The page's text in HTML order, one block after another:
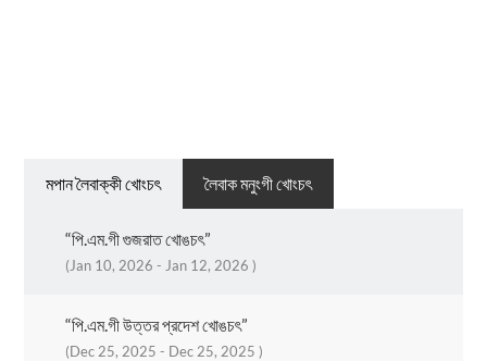
মপান লৈবাক্কী খোংচৎ লৈবাক মনুংগী খোংচৎ
“পি.এম.গী গুজরাত খোঙচৎ”
(Jan 10, 2026 - Jan 12, 2026 )
“পি.এম.গী উত্তর প্রদেশ খোঙচৎ”
(Dec 25, 2025 - Dec 25, 2025 )